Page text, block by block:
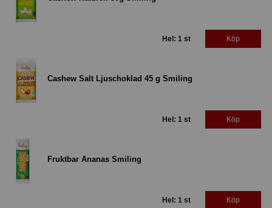
Hel: 1 st Köp
Cashew Salt Ljuschoklad 45 g Smiling
Hel: 1 st Köp
Fruktbar Ananas Smiling
Hel: 1 st Köp